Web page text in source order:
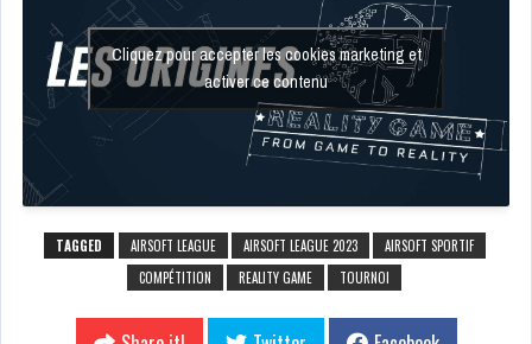
Cliquez pour accepter les cookies marketing et
activer ce contenu
TAGGED AIRSOFT LEAGUE AIRSOFT LEAGUE 2023
AIRSOFT SPORTIF
COMPÉTITION
REALITY GAME TOURNOI